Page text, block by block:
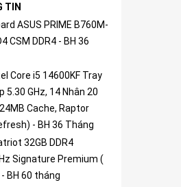
TIN
ASUS PRIME B760M-
CSM DDR4 - BH 36
Core i5 14600KF Tray
5.30 GHz, 14 Nhân 20
Cache, Raptor
- BH 36 Tháng
32GB DDR4
Signature Premium (
BH 60 tháng